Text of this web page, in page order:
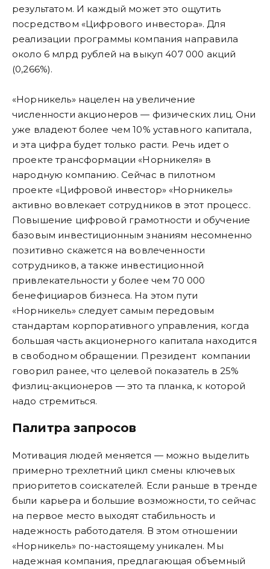
результатом. И каждый может это ощутить
посредством «Цифрового инвестора». Для
реализации программы компания направила
около 6 млрд рублей на выкуп 407 000 акций
(0,266%).
«Норникель» нацелен на увеличение
численности акционеров — физических лиц. Они
уже владеют более чем 10% уставного капитала,
и эта цифра будет только расти. Речь идет о
проекте трансформации «Норникеля» в
народную компанию. Сейчас в пилотном
проекте «Цифровой инвестор» «Норникель»
активно вовлекает сотрудников в этот процесс.
Повышение цифровой грамотности и обучение
базовым инвестиционным знаниям несомненно
позитивно скажется на вовлеченности
сотрудников, а также инвестиционной
привлекательности у более чем 70 000
бенефициаров бизнеса. На этом пути
«Норникель» следует самым передовым
стандартам корпоративного управления, когда
большая часть акционерного капитала находится
в свободном обращении. Президент компании
говорил ранее, что целевой показатель в 25%
физлиц-акционеров — это та планка, к которой
надо стремиться.
Палитра запросов
Мотивация людей меняется — можно выделить
примерно трехлетний цикл смены ключевых
приоритетов соискателей. Если раньше в тренде
были карьера и большие возможности, то сейчас
на первое место выходят стабильность и
надежность работодателя. В этом отношении
«Норникель» по-настоящему уникален. Мы
надежная компания, предлагающая объемный